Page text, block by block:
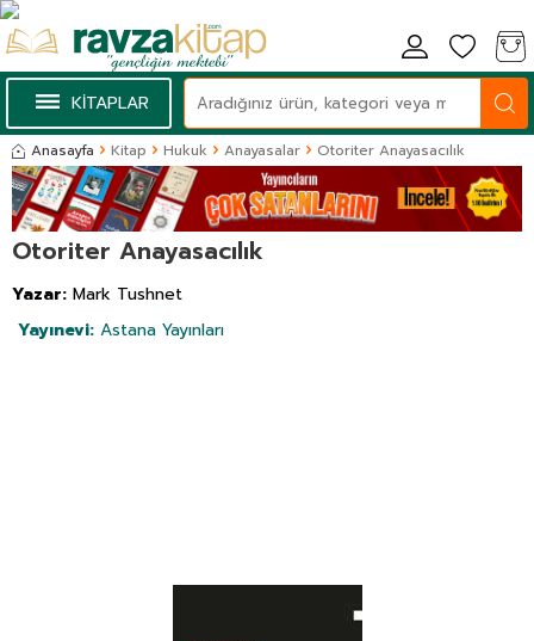
KİTAPLAR
Anasayfa Kitap Hukuk Anayasalar Otoriter Anayasacılık
Otoriter Anayasacılık
Yazar: Mark Tushnet
Yayınevi: Astana Yayınları